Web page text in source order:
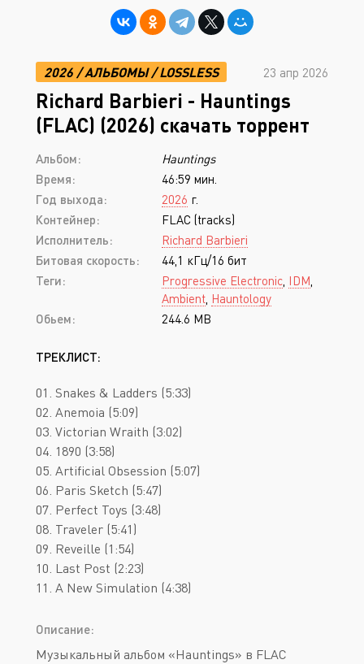
Или войти через
2026 /АЛЬБОМЫ/LOSSLESS 23 апр 2026
Richard Barbieri - Hauntings
(FLAC) (2026) скачать торрент
Альбом:
Hauntings
Время:
46:59 мин.
Год выхода:
2026 г.
Контейнер:
FLAC (tracks)
Исполнитель:
Richard Barbieri
Битовая скорость:
44,1 кГц/16 бит
Теги:
Progressive Electronic IDM
Ambient Hauntology
Обьем:
244.6 MB
ТРЕКЛИСТ:
01. Snakes & Ladders (5:33)
02. Anemoia (5:09)
03. Victorian Wraith (3:02)
04. 1890 (3:58)
05. Artificial Obsession (5:07)
06. Paris Sketch (5:47)
07. Perfect Toys (3:48)
08. Traveler (5:41)
09. Reveille (1:54)
10. Last Post (2:23)
11. A New Simulation (4:38)
Описание:
Музыкальный альбом «Hauntings» в FLAC